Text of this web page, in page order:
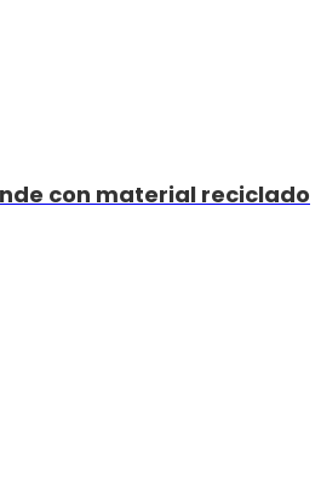
con material reciclado